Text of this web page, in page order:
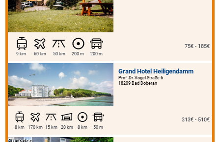
9 km 60 km 50 km 200 m 200 m
75€ - 185€
Grand Hotel Heiligendamm
Prof.-Dr.-Vogel-Straße 6
18209 Bad Doberan
8 km 170 km 15 km 20 km 8 km 50 m
313€ - 510€